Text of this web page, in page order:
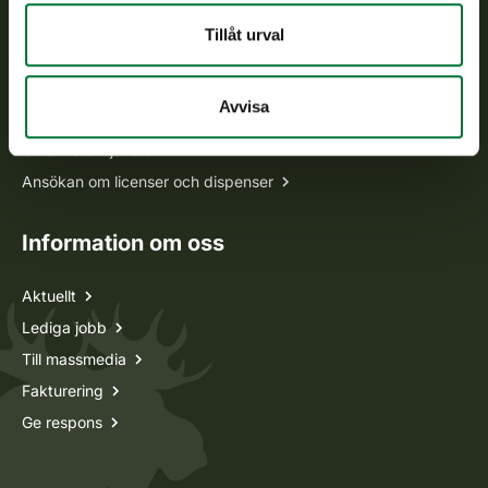
Tillåt urval
Avvisa
Ansökan om licenser och dispenser
Information om oss
Aktuellt
Lediga jobb
Till massmedia
Fakturering
Ge respons